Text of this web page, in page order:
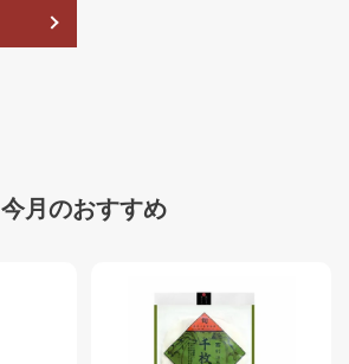
今月のおすすめ